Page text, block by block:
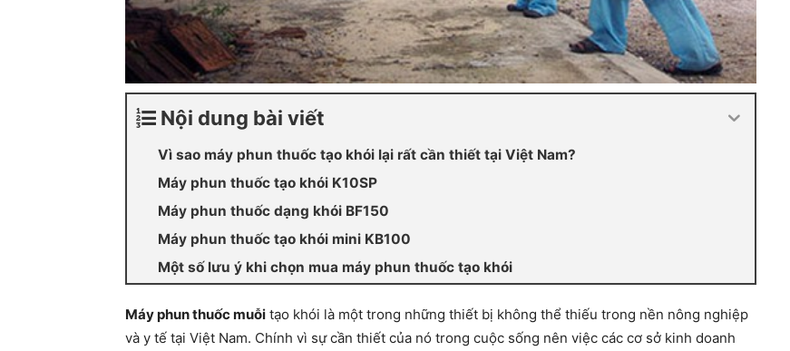
Nội dung bài viết
Vì sao máy phun thuốc tạo khói lại rất cần thiết tại Việt Nam?
Máy phun thuốc tạo khói K10SP
Máy phun thuốc dạng khói BF150
Máy phun thuốc tạo khói mini KB100
Một số lưu ý khi chọn mua máy phun thuốc tạo khói
Máy phun thuốc muỗi tạo khói là một trong những thiết bị không thể thiếu trong nền nông nghiệp
và y tế tại Việt Nam. Chính vì sự cần thiết của nó trong cuộc sống nên việc các cơ sở kinh doanh